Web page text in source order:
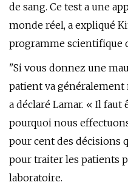
de sang. Ce test a une
monde réel, a expliqué
programme scientifique
"Si vous donnez une
patient va
a déclaré Lamar. « Il
pourquoi nous
pour cent des décisions
pour traiter les patients
laboratoire.